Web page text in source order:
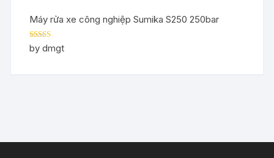
Máy rửa xe công nghiệp Sumika S250 250bar
Rated5out
of 5
by dmgt